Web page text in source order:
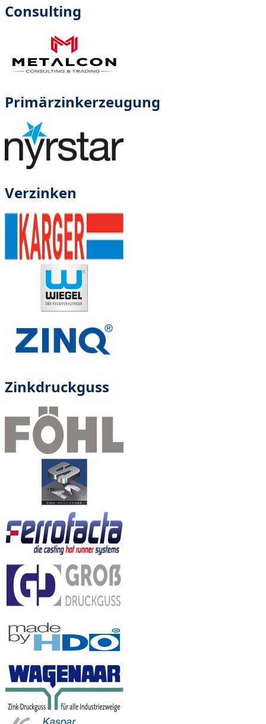
Consulting
Primärzinkerzeugung
Verzinken
Zinkdruckguss